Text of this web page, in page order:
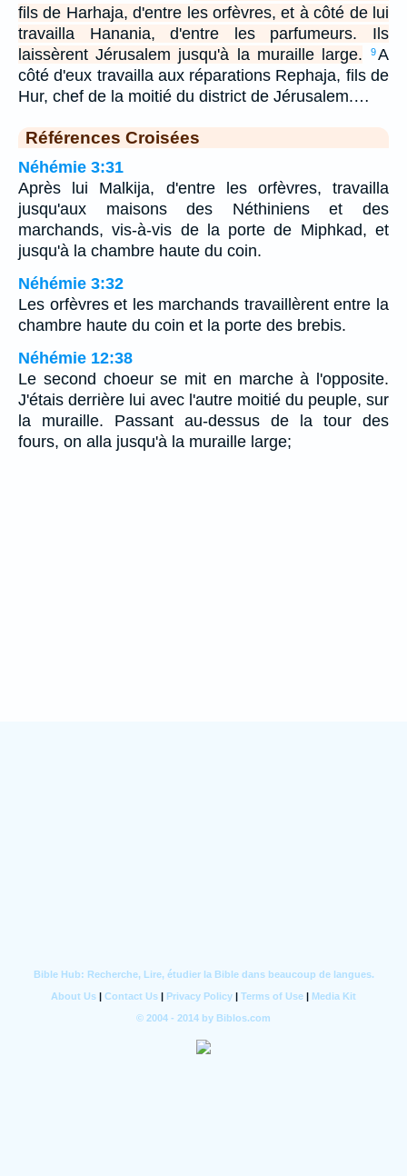
fils de Harhaja, d'entre les orfèvres, et à côté de lui
travailla Hanania, d'entre les parfumeurs. Ils
laissèrent Jérusalem jusqu'à la muraille large.
9A
côté d'eux travailla aux réparations Rephaja, fils de
Hur, chef de la moitié du district de Jérusalem.…
Références Croisées
Néhémie 3:31
Après lui Malkija, d'entre les orfèvres, travailla
jusqu'aux maisons des Néthiniens et des
marchands, vis-à-vis de la porte de Miphkad, et
jusqu'à la chambre haute du coin.
Néhémie 3:32
Les orfèvres et les marchands travaillèrent entre la
chambre haute du coin et la porte des brebis.
Néhémie 12:38
Le second choeur se mit en marche à l'opposite.
J'étais derrière lui avec l'autre moitié du peuple, sur
la muraille. Passant au-dessus de la tour des
fours, on alla jusqu'à la muraille large;